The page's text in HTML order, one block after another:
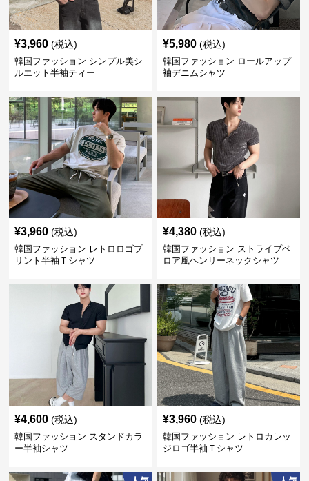
¥3,960 (税込)
韓国ファッション シンプル美シ
ルエット半袖ティー
¥5,980 (税込)
韓国ファッション ロールアップ
袖デニムシャツ
¥3,960 (税込)
韓国ファッション レトロロゴプ
リント半袖Ｔシャツ
¥4,380 (税込)
韓国ファッション ストライプベ
ロア風ヘンリーネックシャツ
¥4,600 (税込)
韓国ファッション スタンドカラ
ー半袖シャツ
¥3,960 (税込)
韓国ファッション レトロカレッ
ジロゴ半袖Ｔシャツ